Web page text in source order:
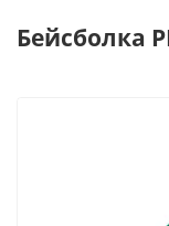
Бейсболка